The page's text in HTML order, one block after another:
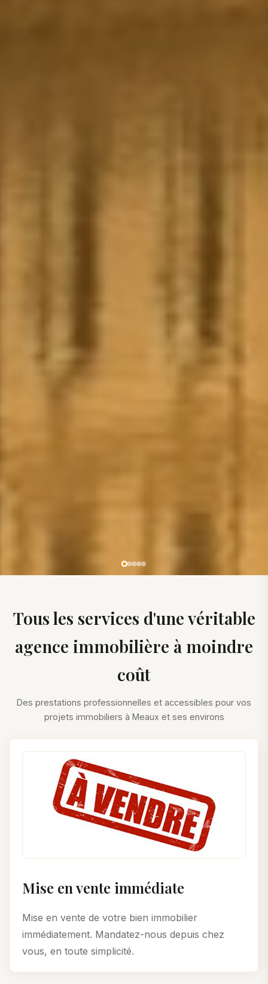
Tous les services d'une véritable
agence immobilière à moindre
coût
Des prestations professionnelles et accessibles pour vos
projets immobiliers à Meaux et ses environs
Mise en vente immédiate
Mise en vente de votre bien immobilier
immédiatement. Mandatez-nous depuis chez
vous, en toute simplicité.